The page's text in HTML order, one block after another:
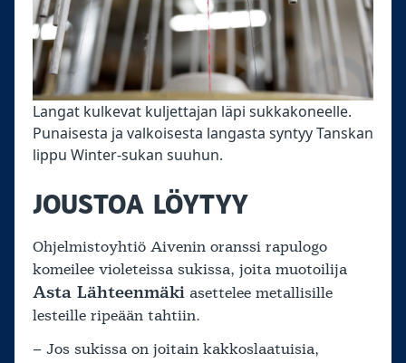
Langat kulkevat kuljettajan läpi sukkakoneelle.
Punaisesta ja valkoisesta langasta syntyy Tanskan
lippu Winter-sukan suuhun.
JOUSTOA LÖYTYY
Ohjelmistoyhtiö Aivenin oranssi rapulogo
komeilee violeteissa sukissa, joita muotoilija
Asta Lähteenmäki asettelee metallisille
lesteille ripeään tahtiin.
– Jos sukissa on joitain kakkoslaatuisia,